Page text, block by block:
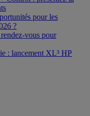
pour les
?
vous pour
: lancement XL³ HP